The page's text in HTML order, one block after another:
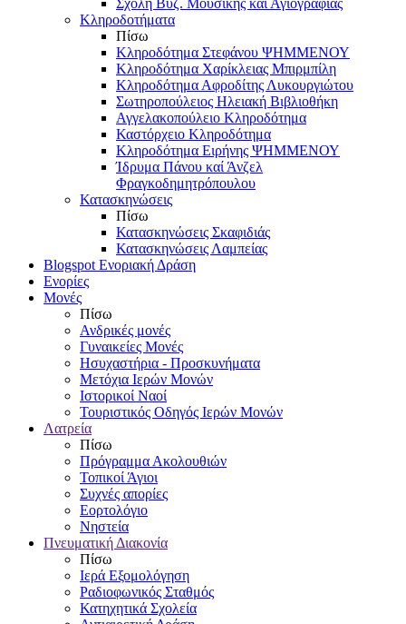
Κληροδοτήματα
Πίσω
Κληροδότημα Στεφάνου ΨΗΜΜΕΝΟΥ
Κληροδότημα Χαρίκλειας Μπιρμπίλη
Κληροδότημα Αφροδίτης Λυκουργιώτου
Σωτηροπούλειος Ηλειακή Βιβλιοθήκη
Αγγελακοπούλειο Κληροδότημα
Καστόρχειο Κληροδότημα
Κληροδότημα Ειρήνης ΨΗΜΜΕΝΟΥ
Ίδρυμα Πάνου καί Άνζελ
Φραγκοδημητρόπουλου
Κατασκηνώσεις
Πίσω
Κατασκηνώσεις Σκαφιδιάς
Κατασκηνώσεις Λαμπείας
Blogspot Ενοριακή Δράση
Ενορίες
Μονές
Πίσω
Ανδρικές μονές
Γυναικείες Μονές
Ησυχαστήρια - Προσκυνήματα
Μετόχια Ιερών Μονών
Ιστορικοί Ναοί
Τουριστικός Οδηγός Ιερών Μονών
Λατρεία
Πίσω
Πρόγραμμα Ακολουθιών
Τοπικοί Άγιοι
Συχνές απορίες
Εορτολόγιο
Νηστεία
Πνευματική Διακονία
Πίσω
Ιερά Εξομολόγηση
Ραδιοφωνικός Σταθμός
Κατηχητικά Σχολεία